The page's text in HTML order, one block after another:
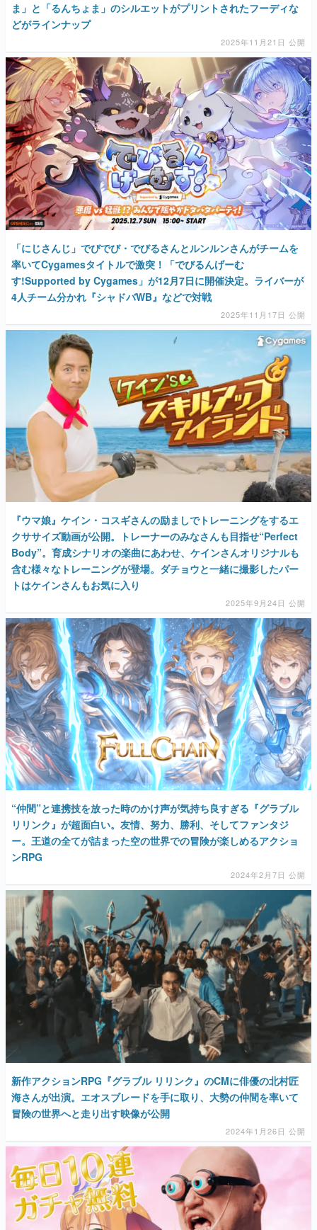
ま」と「るんちょま」のシルエットがプリントされたフーディな
どがラインナップ
2025年11月21日 公開
「にじさんじ」でびでび・でびるさんとルンルンさんがチームを
率いてCygamesタイトルで激突！「でびるんげーむ
す!Supported by Cygames」が12月7日に開催決定。ライバーが
4人チーム分かれ『シャドバWB』などで対戦
2025年11月17日 公開
『ウマ娘』ケイン・コスギさんの励ましでトレーニングをするエ
クササイズ動画が公開。トレーナーのみなさんも目指せ“Perfect
Body”。育成シナリオの楽曲にあわせ、ケインさんオリジナルも
含む様々なトレーニングが登場。ダチョウと一緒に撮影したパー
トはケインさんもお気に入り
2025年9月24日 公開
“仲間”と連携技を放った時のかけ声が気持ち良すぎる『グラブル
リリンク』が超面白い。友情、努力、勝利、そしてファンタジ
ー。王道の全てが詰まった空の世界での冒険が楽しめるアクショ
ンRPG
2024年2月7日 公開
新作アクションRPG『グラブル リリンク』のCMに俳優の北村匠
海さんが出演。エオスブレードを手に取り、大勢の仲間を率いて
冒険の世界へと走り出す映像が公開
2024年1月26日 公開